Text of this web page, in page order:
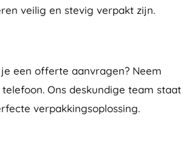
veilig en stevig verpakt zijn.
een offerte aanvragen? Neem
Ons deskundige team staat
verpakkingsoplossing.